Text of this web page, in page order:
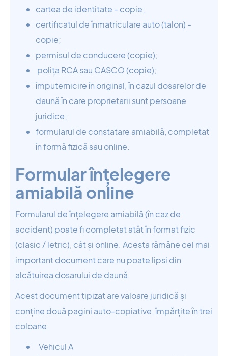
cartea de identitate - copie;
certificatul de înmatriculare auto (talon) -
copie;
permisul de conducere (copie);
polița RCA sau CASCO (copie);
împuternicire în original, în cazul dosarelor de
daună în care proprietarii sunt persoane
juridice;
formularul de constatare amiabilă, completat
în formă fizică sau online.
Formular înțelegere
amiabilă online
Formularul de înțelegere amiabilă (în caz de
accident) poate fi completat atât în format fizic
(clasic / letric), cât și online. Acesta rămâne cel mai
important document care nu poate lipsi din
alcătuirea dosarului de daună.
Acest document tipizat are valoare juridică și
conține două pagini auto-copiative, împărțite în trei
coloane:
Vehicul A